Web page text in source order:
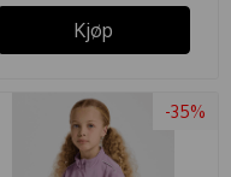
Kjøp
-35%